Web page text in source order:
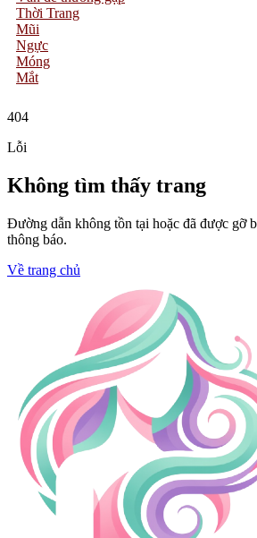
Thời Trang
Mũi
Ngực
Móng
Mắt
404
Lỗi
Không tìm thấy trang
Đường dẫn không tồn tại hoặc đã được gỡ
thông báo.
Về trang chủ
Trang chủ
Bí ẩn các mẹo
sòng W88 bạn chưa
Người theo dõi
•